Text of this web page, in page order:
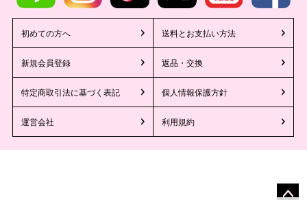
初めての方へ 送料とお支払い方法
新規会員登録 返品・交換
特定商取引法に基づく表記 個人情報保護方針
運営会社 利用規約